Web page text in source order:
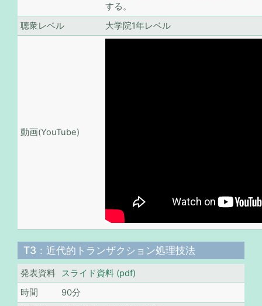
する。
聴衆レベル
大学院1年レベル
動画(YouTube)
T3：近代的トランザクション処理技法
発表資料
スライド資料 (pdf)
時間
90分